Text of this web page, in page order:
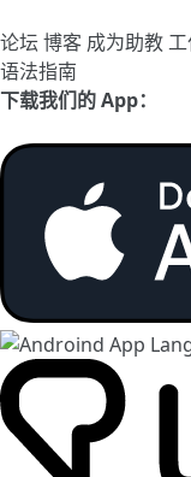
论坛 博客 成为助教
语法指南
下载我们的 App：